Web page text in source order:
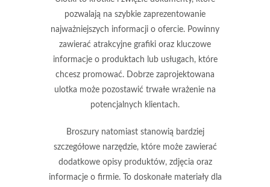
pozwalają na szybkie zaprezentowanie
najważniejszych informacji o ofercie. Powinny
zawierać atrakcyjne grafiki oraz kluczowe
informacje o produktach lub usługach, które
chcesz promować. Dobrze zaprojektowana
ulotka może pozostawić trwałe wrażenie na
potencjalnych klientach.
Broszurynatomiast stanowią bardziej
szczegółowe narzędzie, które może zawierać
dodatkowe opisy produktów, zdjęcia oraz
informacje o firmie. To doskonałe materiały dla